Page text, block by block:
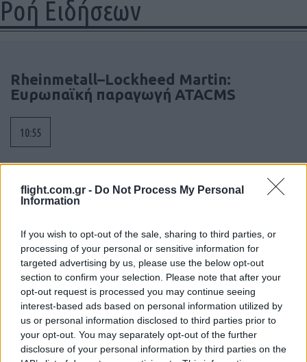
flight.com.gr - Do Not Process My Personal
Information
If you wish to opt-out of the sale, sharing to third parties, or
processing of your personal or sensitive information for
targeted advertising by us, please use the below opt-out
section to confirm your selection. Please note that after your
opt-out request is processed you may continue seeing
interest-based ads based on personal information utilized by
us or personal information disclosed to third parties prior to
your opt-out. You may separately opt-out of the further
disclosure of your personal information by third parties on the
Ροή Ειδήσεων
Rheinmetall–Lockheed Martin:
Ευρωπαϊκή παραγωγή ATACMS
10:55
Οι ΗΠΑ θα προσφέρουν βοήθεια 1 δις
δολαρίων στη νέα κυβέρνηση της
10:35
EFA GROUP: Στρατηγική επένδυση στη
Fractal με στόχο την ανάπτυξη
αμυντικών τεχνολογιών σε Ελλάδα και